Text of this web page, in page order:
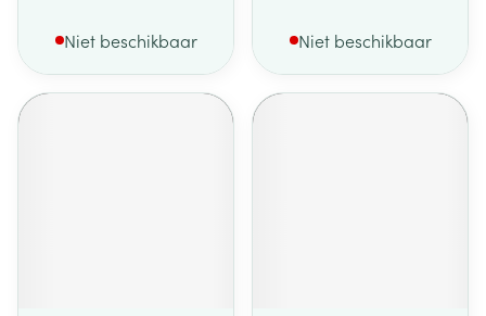
Niet beschikbaar Niet beschikbaar